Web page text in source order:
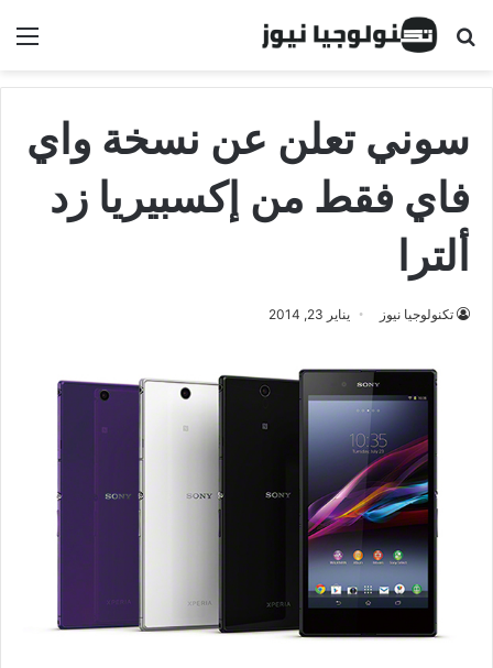
البحث عن
سوني تعلن عن نسخة واي
فاي فقط من إكسبيريا زد
ألترا
تكنولوجيا نيوز يناير 23, 2014